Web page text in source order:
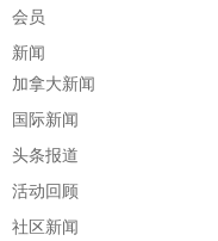
会员
新闻
加拿大新闻
国际新闻
头条报道
活动回顾
社区新闻